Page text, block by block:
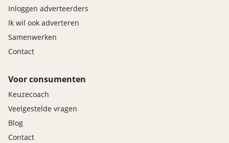
Inloggen adverteerders
Ik wil ook adverteren
Samenwerken
Contact
Voor consumenten
Keuzecoach
Veelgestelde vragen
Blog
Contact